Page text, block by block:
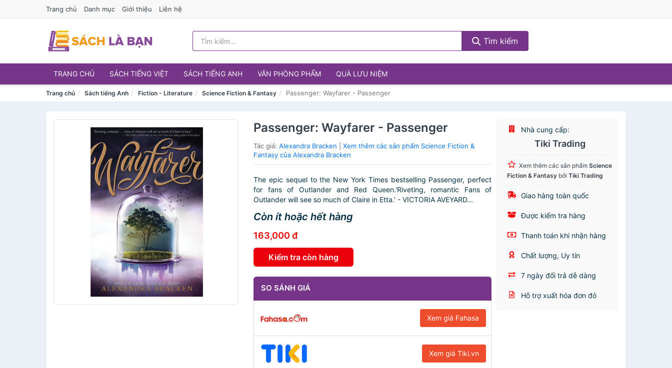
Trang chủ Danh mục Giới thiệu Liên hệ
Tìm kiếm
TRANG CHỦ SÁCH TIẾNG VIỆT SÁCH TIẾNG ANH VĂN PHÒNG PHẨM QUÀ LƯU NIỆM
Trang chủ Sách tiếng Anh Fiction - Literature Science Fiction & Fantasy Passenger: Wayfarer - Passenger
Passenger: Wayfarer - Passenger
Tác giả:Alexandra Bracken |Xem thêm các sản phẩm Science Fiction &
Fantasy của Alexandra Bracken
The epic sequel to the New York Times bestselling Passenger, perfect
for fans of Outlander and Red Queen.'Riveting, romantic Fans of
Outlander will see so much of Claire in Etta.' - VICTORIA AVEYARD...
Còn ít hoặc hết hàng
163,000 đ
Kiểm tra còn hàng
SO SÁNH GIÁ
Xem giá Fahasa
Xem giá Tiki.vn
Nhà cung cấp:
Tiki Trading
Xem thêm các sản phẩmScience
Fiction & Fantasy bởiTiki Trading
Giao hàng toàn quốc
Được kiểm tra hàng
Thanh toán khi nhận hàng
Chất lượng, Uy tín
7 ngày đổi trả dễ dàng
Hỗ trợ xuất hóa đơn đỏ